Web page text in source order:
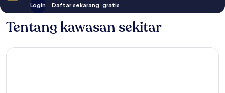
Login Daftar sekarang, gratis
Tentang kawasan sekitar